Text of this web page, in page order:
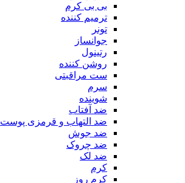
بی بی کرم
ترمیم کننده
تونر
جوانساز
رتینول
روشن کننده
ست مراقبتی
سرم
شوینده
ضد آفتاب
ضد التهاب و قرمزی پوست
‌ضد جوش
ضد چروک
ضد لک
کرم
کرم روز